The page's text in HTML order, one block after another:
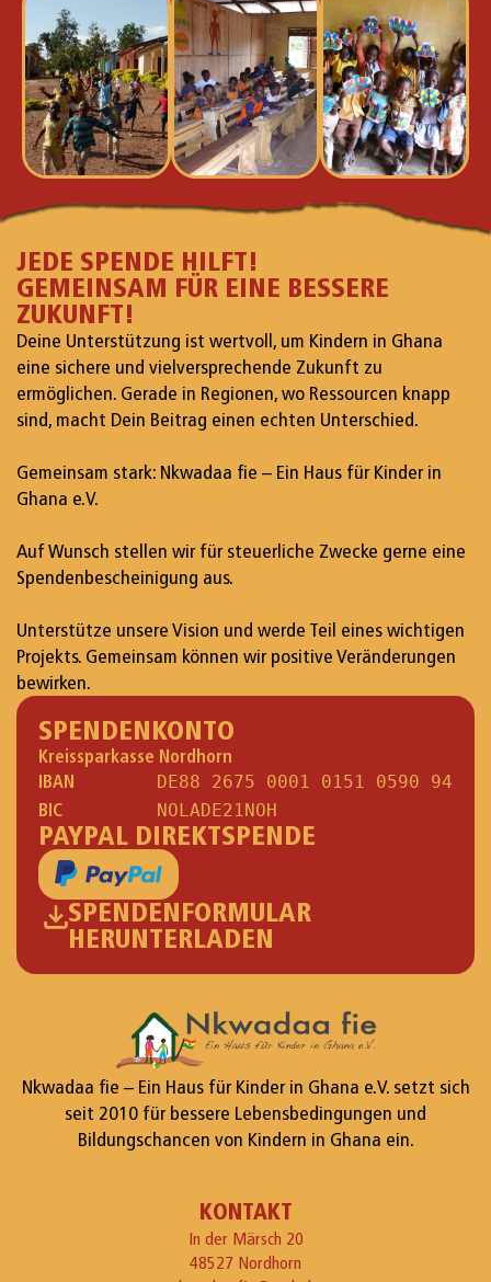
JEDE SPENDE HILFT!
GEMEINSAM FÜR EINE BESSERE
ZUKUNFT!
Deine Unterstützung ist wertvoll, um Kindern in Ghana
eine sichere und vielversprechende Zukunft zu
ermöglichen. Gerade in Regionen, wo Ressourcen knapp
sind, macht Dein Beitrag einen echten Unterschied.
Gemeinsam stark: Nkwadaa fie – Ein Haus für Kinder in
Ghana e.V.
Auf Wunsch stellen wir für steuerliche Zwecke gerne eine
Spendenbescheinigung aus.
Unterstütze unsere Vision und werde Teil eines wichtigen
Projekts. Gemeinsam können wir positive Veränderungen
bewirken.
SPENDENKONTO
Kreissparkasse Nordhorn
IBAN
DE88 2675 0001 0151 0590 94
BIC
NOLADE21NOH
PAYPAL DIREKTSPENDE
SPENDENFORMULAR
HERUNTERLADEN
Nkwadaa fie – Ein Haus für Kinder in Ghana e.V. setzt sich
seit 2010 für bessere Lebensbedingungen und
Bildungschancen von Kindern in Ghana ein.
KONTAKT
In der Märsch 20
48527 Nordhorn